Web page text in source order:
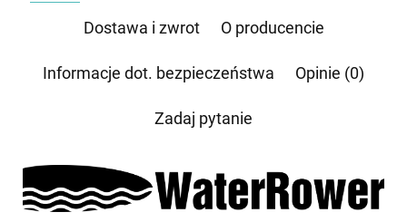
której dane dotyczą, przysługuje prawo dostępu do swoich danych, ich sprostowania,
żądania zaprzestania przetwarzania, usunięcia, ograniczenia przetwarzania, a także prawo
Dostawa i zwrot O producencie
Informacje dot. bezpieczeństwa Opinie (0)
Zadaj pytanie